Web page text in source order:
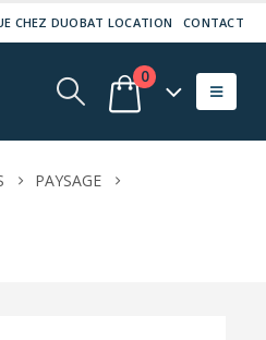
CHEZ DUOBAT LOCATION CONTACT
0
PAYSAGE